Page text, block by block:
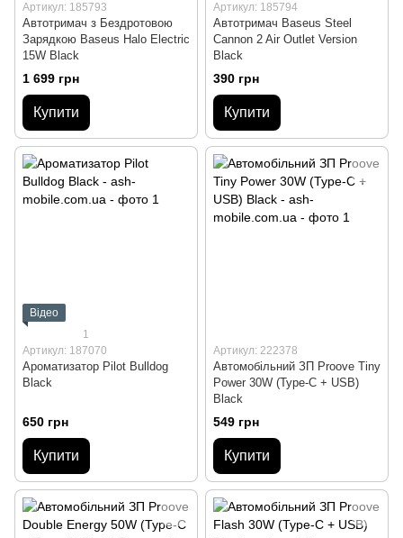
Артикул: 185793
Автотримач з Бездротовою
Зарядкою Baseus Halo Electric
15W Black
1 699 грн
Купити
Артикул: 185794
Автотримач Baseus Steel
Cannon 2 Air Outlet Version
Black
390 грн
Купити
Відео
1
Артикул: 187070
Ароматизатор Pilot Bulldog
Black
650 грн
Купити
Артикул: 222378
Автомобільний ЗП Proove Tiny
Power 30W (Type-C + USB)
Black
549 грн
Купити